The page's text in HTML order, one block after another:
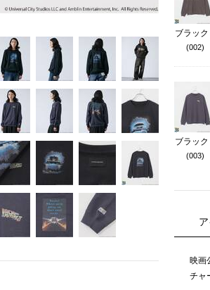
ブラック
(002)
ブラック
(003)
映画
チャ